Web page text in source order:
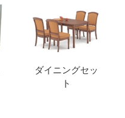
ダイニングセッ
ト